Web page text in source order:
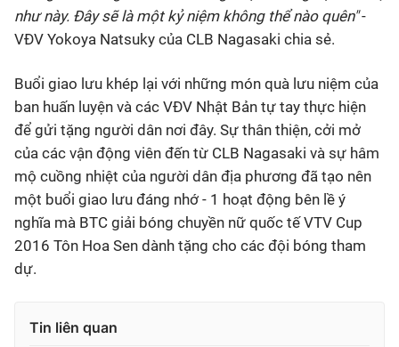
như này. Đây sẽ là một kỷ niệm không thể nào quên"-
VĐV Yokoya Natsuky của CLB Nagasaki chia sẻ.
Buổi giao lưu khép lại với những món quà lưu niệm của
ban huấn luyện và các VĐV Nhật Bản tự tay thực hiện
để gửi tặng người dân nơi đây. Sự thân thiện, cởi mở
của các vận động viên đến từ CLB Nagasaki và sự hâm
mộ cuồng nhiệt của người dân địa phương đã tạo nên
một buổi giao lưu đáng nhớ - 1 hoạt động bên lề ý
nghĩa mà BTC giải bóng chuyền nữ quốc tế VTV Cup
2016 Tôn Hoa Sen dành tặng cho các đội bóng tham
dự.
Tin liên quan